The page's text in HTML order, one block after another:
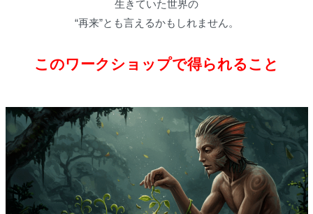
生きていた世界の
“再来”とも言えるかもしれません。
このワークショップで得られること